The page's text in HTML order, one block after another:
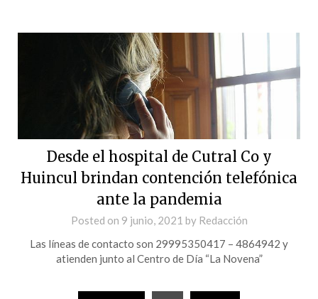
Desde el hospital de Cutral Co y
Huincul brindan contención telefónica
ante la pandemia
Posted on 9 junio, 2021 by Redacción
Las líneas de contacto son 29995350417 – 4864942 y
atienden junto al Centro de Día “La Novena”